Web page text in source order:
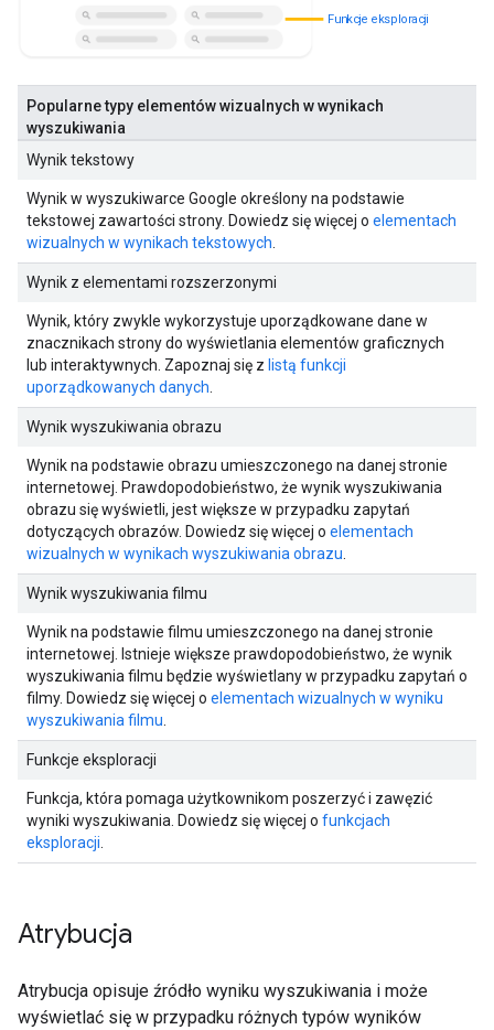
Funkcje eksploracji
Popularne typy elementów wizualnych w wynikach
wyszukiwania
Wynik tekstowy
Wynik w wyszukiwarce Google określony na podstawie
tekstowej zawartości strony. Dowiedz się więcej o elementach
wizualnych w wynikach tekstowych
Wynik z elementami rozszerzonymi
Wynik, który zwykle wykorzystuje uporządkowane dane w
znacznikach strony do wyświetlania elementów graficznych
lub interaktywnych. Zapoznaj się z listą funkcji
uporządkowanych danych
Wynik wyszukiwania obrazu
Wynik na podstawie obrazu umieszczonego na danej stronie
internetowej. Prawdopodobieństwo, że wynik wyszukiwania
obrazu się wyświetli, jest większe w przypadku zapytań
dotyczących obrazów. Dowiedz się więcej o elementach
wizualnych w wynikach wyszukiwania obrazu
Wynik wyszukiwania filmu
Wynik na podstawie filmu umieszczonego na danej stronie
internetowej. Istnieje większe prawdopodobieństwo, że wynik
wyszukiwania filmu będzie wyświetlany w przypadku zapytań o
filmy. Dowiedz się więcej o elementach wizualnych w wyniku
wyszukiwania filmu
Funkcje eksploracji
Funkcja, która pomaga użytkownikom poszerzyć i zawęzić
wyniki wyszukiwania. Dowiedz się więcej o funkcjach
eksploracji
Atrybucja
Atrybucja opisuje źródło wyniku wyszukiwania i może
wyświetlać się w przypadku różnych typów wyników